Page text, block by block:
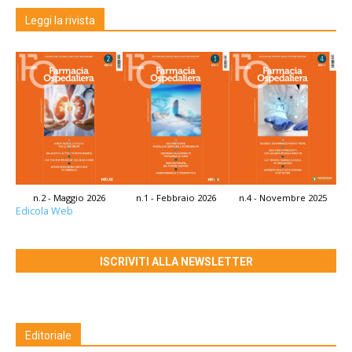
Leggi la rivista
n.2 - Maggio 2026 n.1 - Febbraio 2026 n.4 - Novembre 2025
Edicola Web
ISCRIVITI ALLA NEWSLETTER
Editoriale